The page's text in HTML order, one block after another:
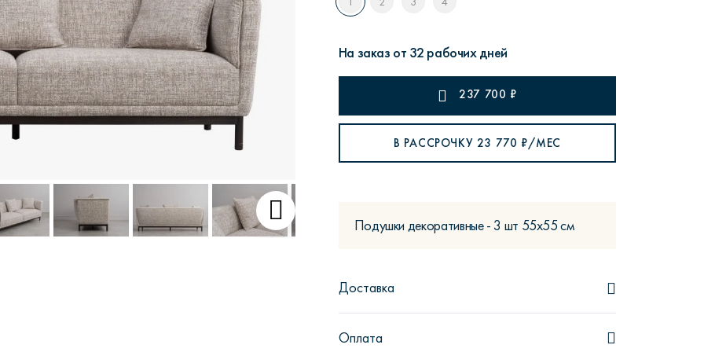
Сити Джей Аптаун
Тауэр Брутал Бэйсик
На заказ от 32 рабочих дней
237 700 ₽
В РАССРОЧКУ 23 770 ₽/МЕС
Подушки декоративные - 3 шт 55х55 см
Доставка
Оплата